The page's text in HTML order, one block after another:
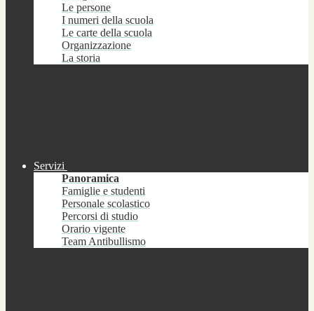
Le persone
I numeri della scuola
Le carte della scuola
Organizzazione
La storia
Servizi
Panoramica
Famiglie e studenti
Personale scolastico
Percorsi di studio
Orario vigente
Team Antibullismo